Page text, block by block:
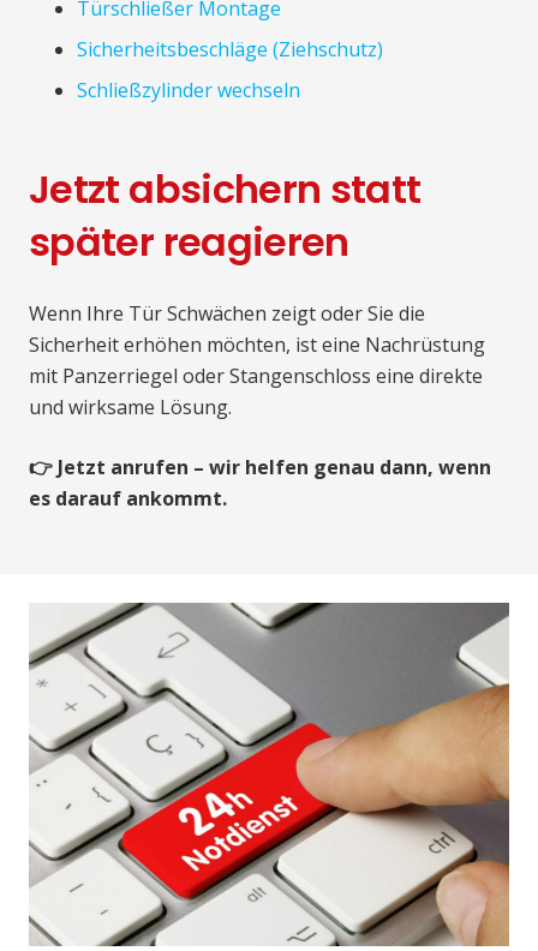
Türschließer Montage
Sicherheitsbeschläge (Ziehschutz)
Schließzylinder wechseln
Jetzt absichern statt
später reagieren
Wenn Ihre Tür Schwächen zeigt oder Sie die
Sicherheit erhöhen möchten, ist eine Nachrüstung
mit Panzerriegel oder Stangenschloss eine direkte
und wirksame Lösung.
👉 Jetzt anrufen – wir helfen genau dann, wenn
es darauf ankommt.